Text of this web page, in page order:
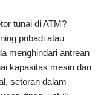
tunai di ATM?
pribadi atau
menghindari antrean
kapasitas mesin dan
setoran dalam